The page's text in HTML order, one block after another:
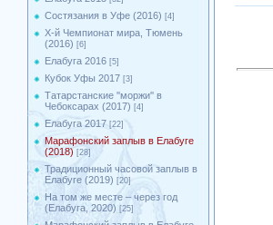
Состязания в Уфе (2016) [4]
X-й Чемпионат мира, Тюмень
(2016) [6]
Елабуга 2016 [5]
Кубок Уфы 2017 [3]
Татарстанские ''моржи'' в
Чебоксарах (2017) [4]
Елабуга 2017 [22]
Марафонский заплыв в Елабуге
(2018) [28]
Традиционный часовой заплыв в
Елабуге (2019) [20]
На том же месте – через год
(Елабуга, 2020) [25]